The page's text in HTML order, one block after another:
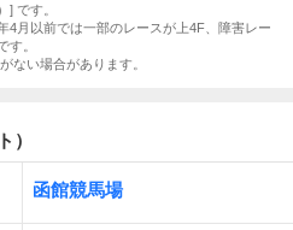
] です。
月以前では一部のレースが上4F、障害レー
す。
ない場合があります。
）
函館競馬場